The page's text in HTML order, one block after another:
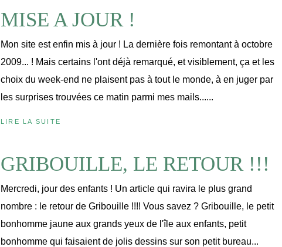
MISE A JOUR !
Mon site est enfin mis à jour ! La dernière fois remontant à octobre
2009... ! Mais certains l'ont déjà remarqué, et visiblement, ça et les
choix du week-end ne plaisent pas à tout le monde, à en juger par
les surprises trouvées ce matin parmi mes mails......
LIRE LA SUITE
GRIBOUILLE, LE RETOUR !!!
Mercredi, jour des enfants ! Un article qui ravira le plus grand
nombre : le retour de Gribouille !!!! Vous savez ? Gribouille, le petit
bonhomme jaune aux grands yeux de l'île aux enfants, petit
bonhomme qui faisaient de jolis dessins sur son petit bureau...